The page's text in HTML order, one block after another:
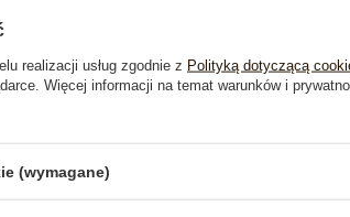
Opinie o produkcie(0)
realizacji usług zgodnie z Polityką dotyczącą
Więcej informacji na temat warunków i
(wymagane)